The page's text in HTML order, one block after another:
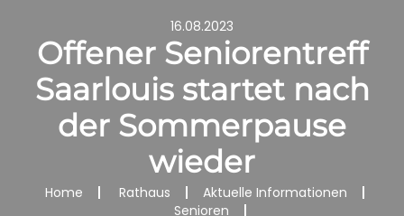
16.08.2023
Offener Seniorentreff
Saarlouis startet nach
der Sommerpause
wieder
Home Rathaus
Aktuelle Informationen
Senioren